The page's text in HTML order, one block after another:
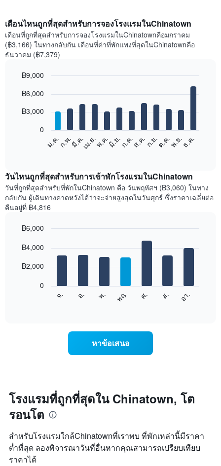
เดือนไหนถูกที่สุดสำหรับการจองโรงแรมในChinatown
เดือนที่ถูกที่สุดสำหรับการจองโรงแรมในChinatownคือมกราคม
(฿3,166) ในทางกลับกัน เดือนที่ค่าที่พักแพงที่สุดในChinatownคือ
ธันวาคม (฿7,379)
chart
12
bars.
แสดง
ราคา
เฉลี่ย
ของ
ห้อง
ใน
เดือน
ดง
ราคา
เฉลี่ย
ห้อง
พัก
graphic.
ม.ค.ก.พ.มี.ค.เม.ย.พ.ค.มิ.ย.ก.ค.ส.ค.ก.ย.ต.ค.พ.ย.ธ.ค.
0
฿3,000
฿6,000
฿9,000
วันไหนถูกที่สุดสำหรับการเข้าพักโรงแรมในChinatown
วันที่ถูกที่สุดสำหรับที่พักในChinatown คือ วันพฤหัสฯ (฿3,060) ในทาง
กลับกัน ผู้เดินทางคาดหวังได้ว่าจะจ่ายสูงสุดในวันศุกร์ ซึ่งราคาเฉลี่ยต่อ
คืนอยู่ที่ ฿4,816
chart
bars.
แผนภูมิ
วัน
ของ
สัปดาห์
แผนภูมิ
มี
แกน
X
graphic.
จ. อ. พ. พฤ. ศ. ส. อา.
0
฿2,000
฿4,000
฿6,000
หาข้อเสนอ
โรงแรมที่ถูกที่สุดใน Chinatown, โต
รอนโต
สำหรับโรงแรมใกล้Chinatownที่เราพบ ที่พักเหล่านี้มีราคา
ต่ำที่สุด ลองพิจารณาวันที่อื่นหากคุณสามารถเปรียบเทียบ
ราคาได้